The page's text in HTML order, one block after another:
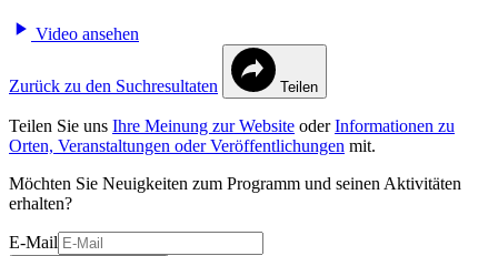
Video ansehen
Zurück zu den Suchresultaten Teilen
Teilen Sie uns Ihre Meinung zur Website oderInformationen zu
Orten, Veranstaltungen oder Veröffentlichungen mit.
Möchten Sie Neuigkeiten zum Programm und seinen Aktivitäten
erhalten?
E-Mail